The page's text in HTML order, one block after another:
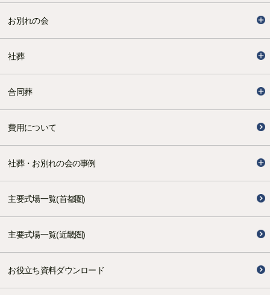
お別れの会
社葬
合同葬
費用について
社葬・お別れの会の事例
主要式場一覧(首都圏)
主要式場一覧(近畿圏)
お役立ち資料ダウンロード